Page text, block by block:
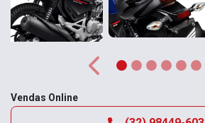
Anterior
Vendas Online